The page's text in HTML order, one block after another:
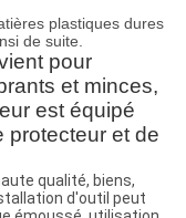
plastiques dures
de suite.
pour
et minces,
est équipé
protecteur et de
qualité, biens,
d'outil peut